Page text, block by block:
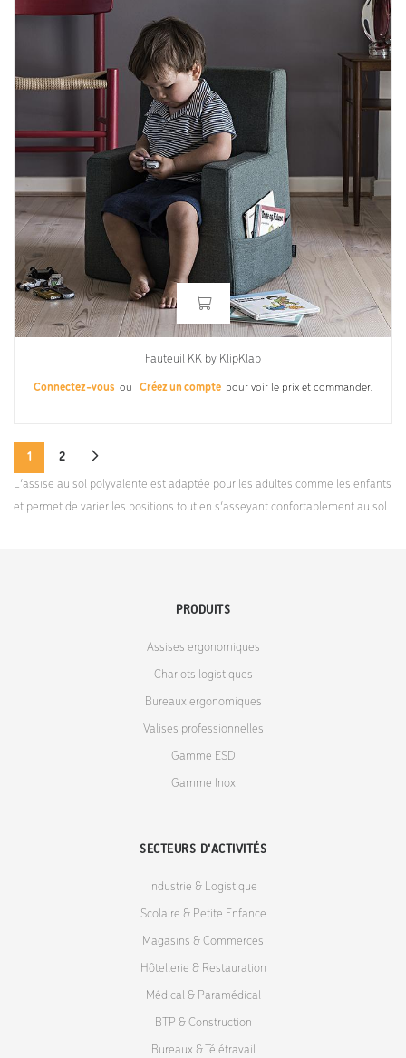
Fauteuil KK by KlipKlap
Connectez-vous ou Créez un compte pour voir le prix et commander.
1
2
L’assise au sol polyvalente est adaptée pour les adultes comme les enfants
et permet de varier les positions tout en s’asseyant confortablement au sol.
PRODUITS
Assises ergonomiques
Chariots logistiques
Bureaux ergonomiques
Valises professionnelles
Gamme ESD
Gamme Inox
SECTEURS D'ACTIVITÉS
Industrie & Logistique
Scolaire & Petite Enfance
Magasins & Commerces
Hôtellerie & Restauration
Médical & Paramédical
BTP & Construction
Bureaux & Télétravail